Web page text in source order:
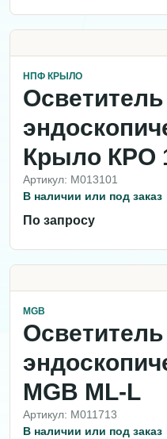
НПФ КРЫЛО
Осветитель
Крыло КРО
Артикул: M013101
В наличии или под заказ
По запросу
MGB
Осветитель
MGB ML-L
Артикул: M011713
В наличии или под заказ